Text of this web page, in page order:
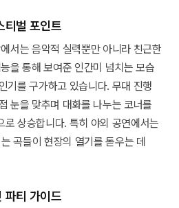
티벌 포인트
서는 음악적 실력뿐만 아니라 친근한
을 통해 보여준 인간미 넘치는 모습
기를 구가하고 있습니다. 무대 진행
눈을 맞추며 대화를 나누는 코너를
로 상승합니다. 특히 야외 공연에서는
곡들이 현장의 열기를 돋우는 데
파티 가이드